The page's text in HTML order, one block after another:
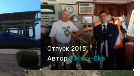
Отпуск-2015_1
АвторValery-Ekb